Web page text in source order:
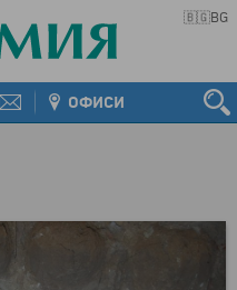
🇧🇬BG
ОФИСИ